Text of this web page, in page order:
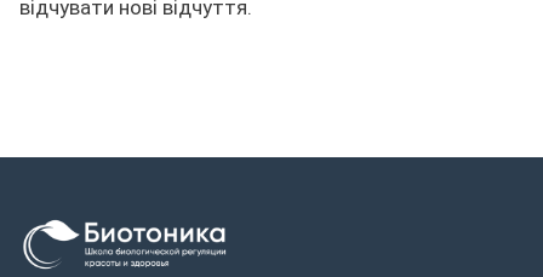
відчувати нові відчуття.